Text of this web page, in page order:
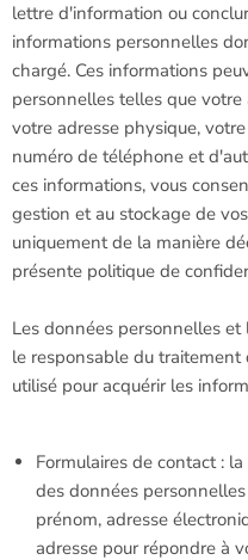
lettre d'information ou
informations personnelles
chargé. Ces informations
personnelles telles que
votre adresse physique,
numéro de téléphone et
ces informations, vous
gestion et au stockage de
uniquement de la manière
présente politique de
Les données personnelles
le responsable du
utilisé pour acquérir les
Formulaires de contact :
des données
prénom, adresse
adresse pour répondre à